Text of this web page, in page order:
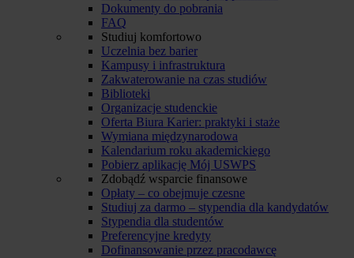
Dokumenty do pobrania
FAQ
Studiuj komfortowo
Uczelnia bez barier
Kampusy i infrastruktura
Zakwaterowanie na czas studiów
Biblioteki
Organizacje studenckie
Oferta Biura Karier: praktyki i staże
Wymiana międzynarodowa
Kalendarium roku akademickiego
Pobierz aplikację Mój USWPS
Zdobądź wsparcie finansowe
Opłaty – co obejmuje czesne
Studiuj za darmo – stypendia dla kandydatów
Stypendia dla studentów
Preferencyjne kredyty
Dofinansowanie przez pracodawcę